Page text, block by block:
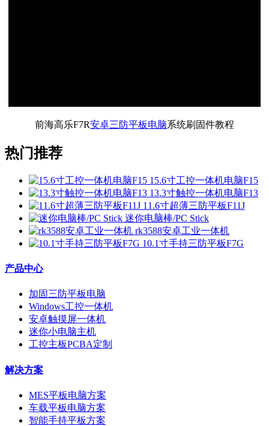
前海高乐F7R安卓三防平板电脑系统刷固件教程
热门推荐
15.6寸工控一体机电脑F15
13.3寸触控一体机电脑F13
11.6寸超薄三防平板F11J
迷你电脑棒/PC Stick
rk3588安卓工业一体机
10.1寸手持三防平板F7G
产品中心
加固三防平板电脑
Windows工控一体机
安卓触摸屏一体机
迷你小电脑主机
工控主板PCBA定制
解决方案
MES平板电脑方案
车载平板电脑方案
智能手持平板方案